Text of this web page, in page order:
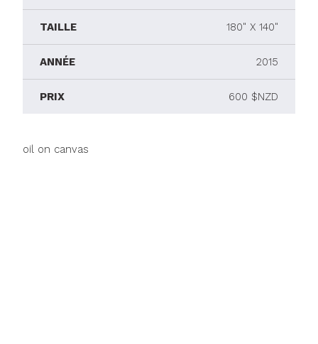
TAILLE 180" X 140"
ANNÉE 2015
PRIX 600 $NZD
oil on canvas